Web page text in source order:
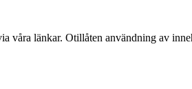
våra länkar. Otillåten användning av